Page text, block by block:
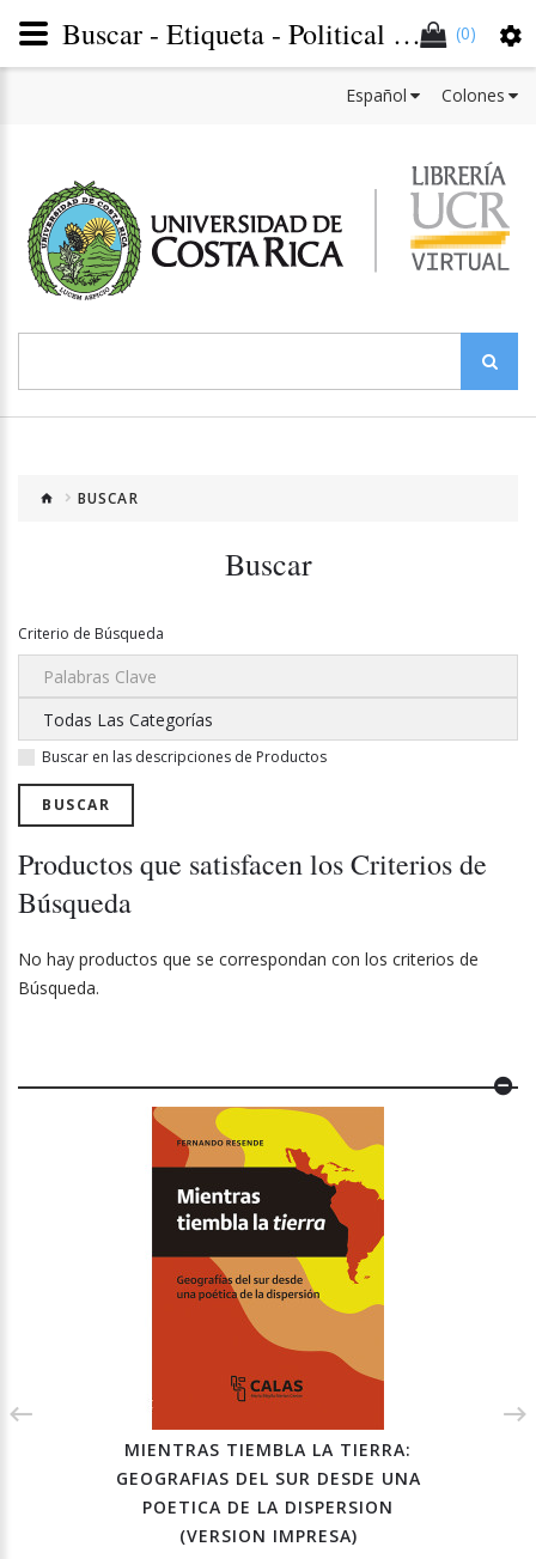
(0)
Colones
Español
BUSCAR
Buscar
Criterio de Búsqueda
Buscar en las descripciones de Productos
Productos que satisfacen los Criterios de
Búsqueda
No hay productos que se correspondan con los criterios de
Búsqueda.
MIENTRAS TIEMBLA LA TIERRA:
GEOGRAFIAS DEL SUR DESDE UNA
POETICA DE LA DISPERSION
(VERSION IMPRESA)
Buscar - Etiqueta - Political Sciences